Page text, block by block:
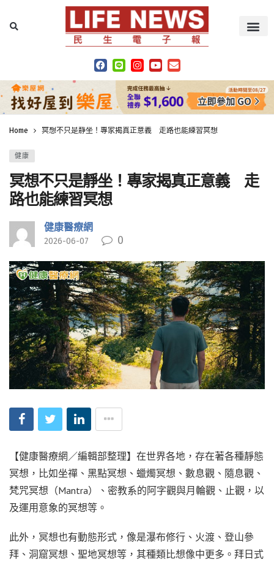
Home 冥想不只是靜坐！專家揭真正意義 走路也能練習冥想
健康
冥想不只是靜坐！專家揭真正意義 走
路也能練習冥想
健康醫療網
2026-06-07 0
【健康醫療網／編輯部整理】在世界各地，存在著各種靜態
冥想，比如坐禪、黑點冥想、蠟燭冥想、數息觀、隨息觀、
梵咒冥想（Mantra）、密教系的阿字觀與月輪觀、止觀，以
及運用意象的冥想等。
此外，冥想也有動態形式，像是瀑布修行、火渡、登山參
拜、洞窟冥想、聖地冥想等，其種類比想像中更多。拜日式